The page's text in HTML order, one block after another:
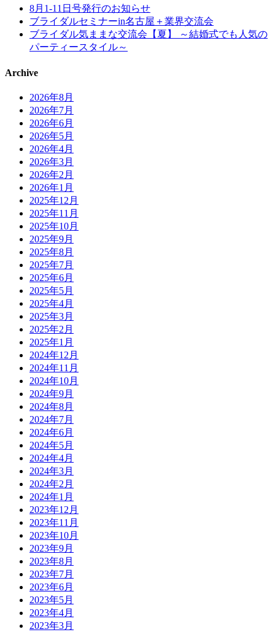
8月1-11日号発行のお知らせ
ブライダルセミナーin名古屋＋業界交流会
ブライダル気ままな交流会【夏】 ～結婚式でも人気の
パーティースタイル～
Archive
2026年8月
2026年7月
2026年6月
2026年5月
2026年4月
2026年3月
2026年2月
2026年1月
2025年12月
2025年11月
2025年10月
2025年9月
2025年8月
2025年7月
2025年6月
2025年5月
2025年4月
2025年3月
2025年2月
2025年1月
2024年12月
2024年11月
2024年10月
2024年9月
2024年8月
2024年7月
2024年6月
2024年5月
2024年4月
2024年3月
2024年2月
2024年1月
2023年12月
2023年11月
2023年10月
2023年9月
2023年8月
2023年7月
2023年6月
2023年5月
2023年4月
2023年3月